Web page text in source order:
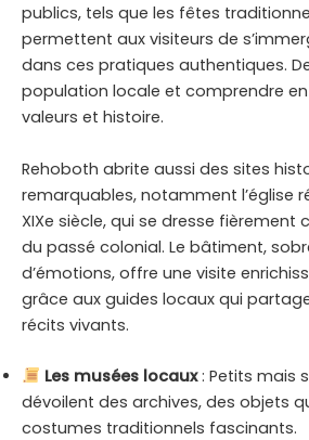
publics, tels que les fêtes
permettent aux visiteurs de
dans ces pratiques authentiques.
population locale et comprendre
valeurs et histoire.
Rehoboth abrite aussi des sites
remarquables, notamment l’église
XIXe siècle, qui se dresse
du passé colonial. Le bâtiment,
d’émotions, offre une visite
grâce aux guides locaux qui
récits vivants.
Les musées locaux: Petits mais
dévoilent des archives, des objets
costumes traditionnels fascinants.